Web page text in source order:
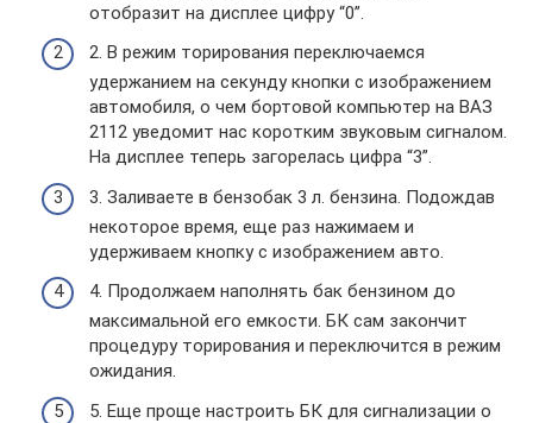
отобразит на дисплее цифру “0”.
2. В режим торирования переключаемся
удержанием на секунду кнопки с изображением
автомобиля, о чем бортовой компьютер на ВАЗ
2112 уведомит нас коротким звуковым сигналом.
На дисплее теперь загорелась цифра “3”.
3. Заливаете в бензобак 3 л. бензина. Подождав
некоторое время, еще раз нажимаем и
удерживаем кнопку с изображением авто.
4. Продолжаем наполнять бак бензином до
максимальной его емкости. БК сам закончит
процедуру торирования и переключится в режим
ожидания.
5. Еще проще настроить БК для сигнализации о